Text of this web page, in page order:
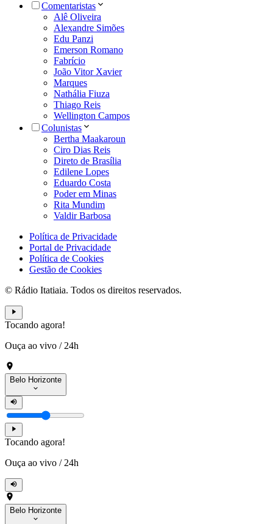
Comentaristas
Alê Oliveira
Alexandre Simões
Edu Panzi
Emerson Romano
Fabrício
João Vitor Xavier
Marques
Nathália Fiuza
Thiago Reis
Wellington Campos
Colunistas
Bertha Maakaroun
Ciro Dias Reis
Direto de Brasília
Edilene Lopes
Eduardo Costa
Poder em Minas
Rita Mundim
Valdir Barbosa
Política de Privacidade
Portal de Privacidade
Política de Cookies
Gestão de Cookies
© Rádio Itatiaia. Todos os direitos reservados.
Tocando agora!
Ouça ao vivo / 24h
Belo Horizonte
Tocando agora!
Ouça ao vivo / 24h
Belo Horizonte